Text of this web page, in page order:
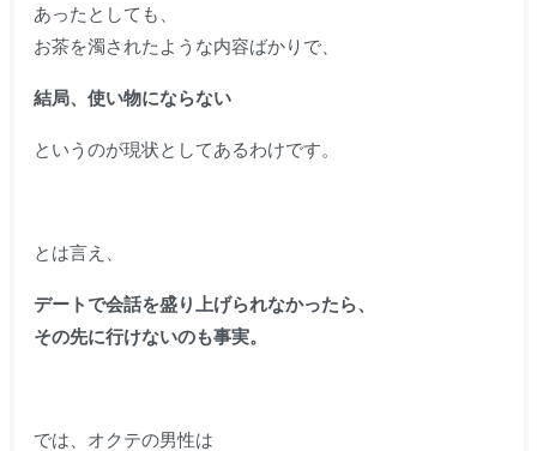
あったとしても、
お茶を濁されたような内容ばかりで、
結局、使い物にならない
というのが現状としてあるわけです。
とは言え、
デートで会話を盛り上げられなかったら、
その先に行けないのも事実。
では、オクテの男性は